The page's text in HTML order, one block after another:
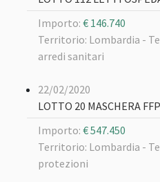
Importo: € 146.740
Territorio: Lombardia -
arredi sanitari
22/02/2020
LOTTO 20 MASCHERA
Importo: € 547.450
Territorio: Lombardia -
protezioni